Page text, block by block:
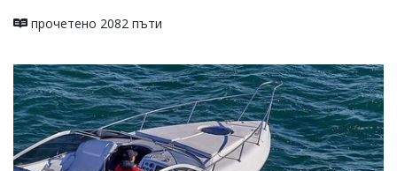
ни! прочетено 2082 пъти